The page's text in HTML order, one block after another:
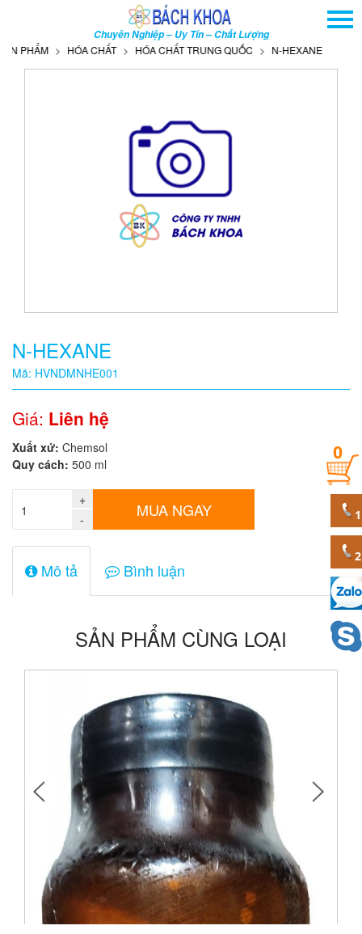
Chuyên Nghiệp – Uy Tín – Chất Lượng
GIỚI THIỆU
Quy
Giá:
đ
phẩm
0
PHẨM HÓA CHẤT HÓA CHẤT TRUNG QUỐC N-HEXANE
N-HEXANE
Mã: HVNDMNHE001
Giá: Liên hệ
Xuất xứ: Chemsol
Quy cách: 500 ml
+
-
MUA NGAY
Mô tả Bình luận
SẢN PHẨM CÙNG LOẠI